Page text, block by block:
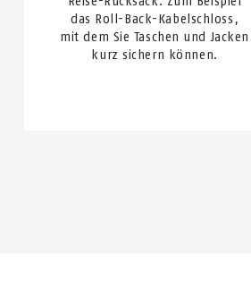
das Roll-Back-Kabelschloss,
mit dem Sie Taschen und Jacken
kurz sichern können.